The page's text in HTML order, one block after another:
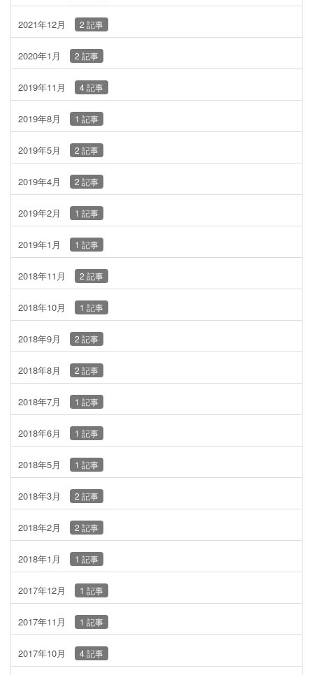
2021年12月 2 記事
2020年1月 2 記事
2019年11月 4 記事
2019年8月 1 記事
2019年5月 2 記事
2019年4月 2 記事
2019年2月 1 記事
2019年1月 1 記事
2018年11月 2 記事
2018年10月 1 記事
2018年9月 2 記事
2018年8月 2 記事
2018年7月 1 記事
2018年6月 1 記事
2018年5月 1 記事
2018年3月 2 記事
2018年2月 2 記事
2018年1月 1 記事
2017年12月 1 記事
2017年11月 1 記事
2017年10月 4 記事